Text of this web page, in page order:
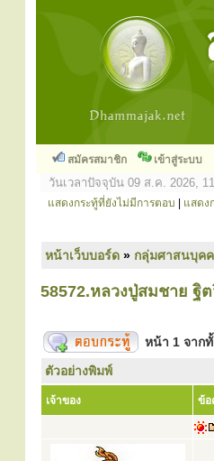
สมัครสมาชิก เข้าสู่ระบบ
วันเวลาปัจจุบัน 09 ส.ค. 2026,
แสดงกระทู้ที่ยังไม่มีการตอบ แสดง
หน้าเว็บบอร์ด » กลุ่มศาสนบุค
58572.หลวงปู่สมชาย ฐิ
หน้า 1 จาก
ตัวอย่างพิมพ์
เจ้าของ ข้อ